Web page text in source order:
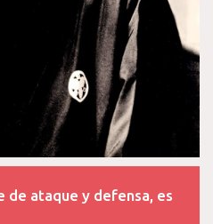
de ataque y defensa, es